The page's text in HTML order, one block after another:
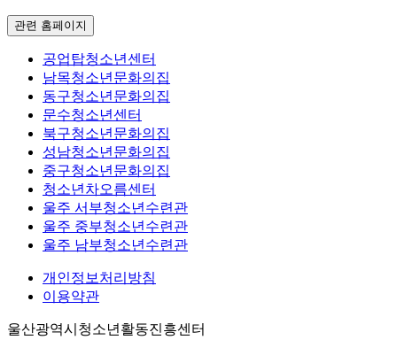
관련 홈페이지
공업탑청소년센터
남목청소년문화의집
동구청소년문화의집
문수청소년센터
북구청소년문화의집
성남청소년문화의집
중구청소년문화의집
청소년차오름센터
울주 서부청소년수련관
울주 중부청소년수련관
울주 남부청소년수련관
개인정보처리방침
이용약관
울산광역시청소년활동진흥센터